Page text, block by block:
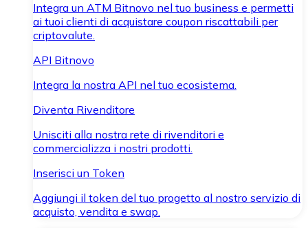
Integra un ATM Bitnovo nel tuo business e permetti
ai tuoi clienti di acquistare coupon riscattabili per
criptovalute.
API Bitnovo
Integra la nostra API nel tuo ecosistema.
Diventa Rivenditore
Unisciti alla nostra rete di rivenditori e
commercializza i nostri prodotti.
Inserisci un Token
Aggiungi il token del tuo progetto al nostro servizio di
acquisto, vendita e swap.